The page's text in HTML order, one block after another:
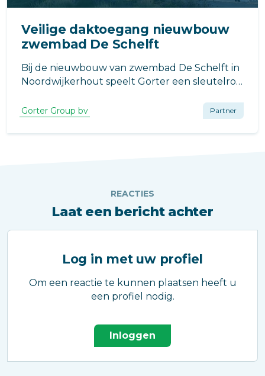
Veilige daktoegang nieuwbouw
zwembad De Schelft
Bij de nieuwbouw van zwembad De Schelft in
Noordwijkerhout speelt Gorter een sleutelrol
toegang tot de daken en installatieruimtes.
Gorter Group bv Partner
REACTIES
Laat een bericht achter
Log in met uw profiel
Om een reactie te kunnen plaatsen heeft u
een profiel nodig.
Inloggen